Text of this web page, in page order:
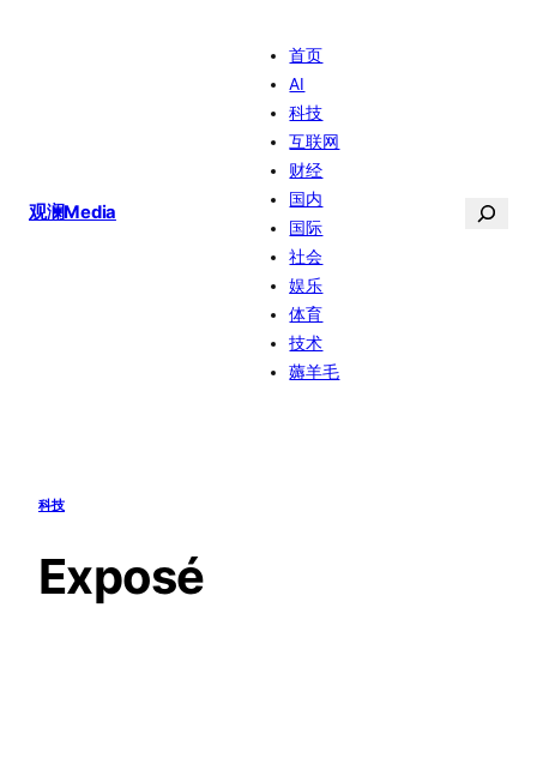
观澜Media
首页
AI
科技
互联网
财经
国内
国际
社会
娱乐
体育
技术
薅羊毛
搜
科技
Exposé